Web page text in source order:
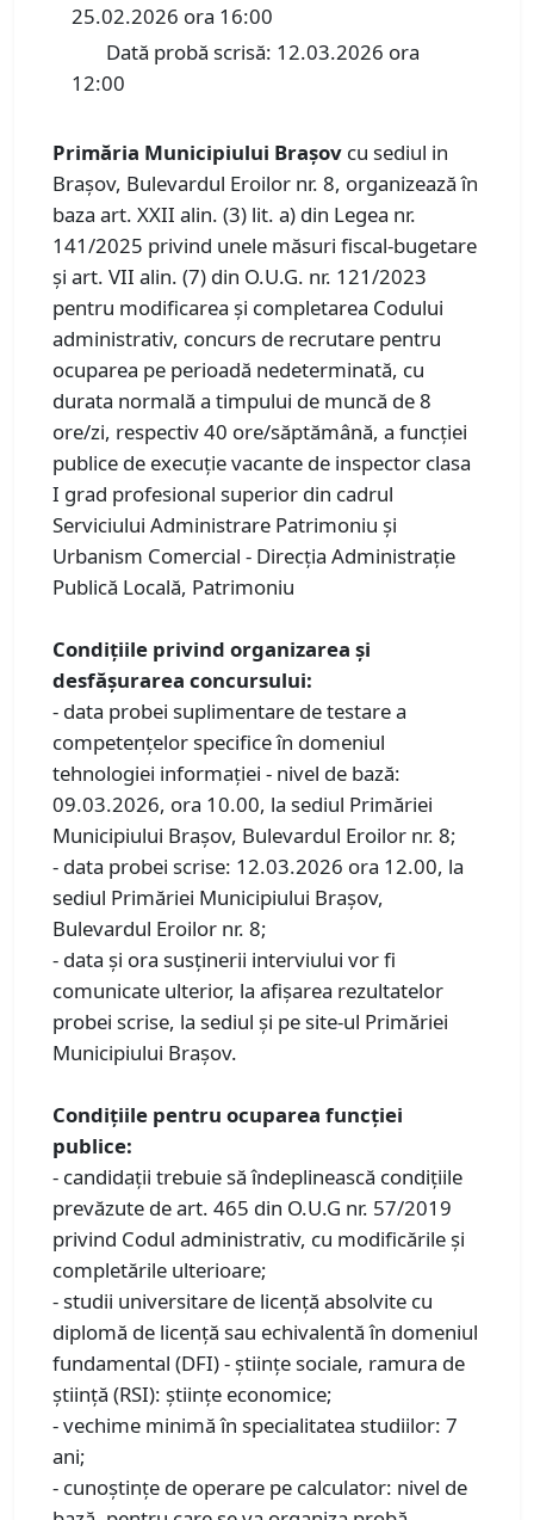
25.02.2026 ora 16:00
Dată probă scrisă: 12.03.2026 ora
12:00
Primăria Municipiului Braşov cu sediul in
Braşov, Bulevardul Eroilor nr. 8, organizează în
baza art. XXII alin. (3) lit. a) din Legea nr.
141/2025 privind unele măsuri fiscal-bugetare
și art. VII alin. (7) din O.U.G. nr. 121/2023
pentru modificarea și completarea Codului
administrativ, concurs de recrutare pentru
ocuparea pe perioadă nedeterminată, cu
durata normală a timpului de muncă de 8
ore/zi, respectiv 40 ore/săptămână, a funcţiei
publice de execuţie vacante de inspector clasa
I grad profesional superior din cadrul
Serviciului Administrare Patrimoniu și
Urbanism Comercial - Direcția Administrație
Publică Locală, Patrimoniu
Condiţiile privind organizarea și
desfăşurarea concursului:
- data probei suplimentare de testare a
competențelor specifice în domeniul
tehnologiei informației - nivel de bază:
09.03.2026, ora 10.00, la sediul Primăriei
Municipiului Braşov, Bulevardul Eroilor nr. 8;
- data probei scrise: 12.03.2026 ora 12.00, la
sediul Primăriei Municipiului Braşov,
Bulevardul Eroilor nr. 8;
- data și ora susținerii interviului vor fi
comunicate ulterior, la afişarea rezultatelor
probei scrise, la sediul și pe site-ul Primăriei
Municipiului Braşov.
Condiţiile pentru ocuparea funcției
publice:
- candidații trebuie să îndeplinească condiţiile
prevăzute de art. 465 din O.U.G nr. 57/2019
privind Codul administrativ, cu modificările și
completările ulterioare;
- studii universitare de licenţă absolvite cu
diplomă de licenţă sau echivalentă în domeniul
fundamental (DFI) - ştiinţe sociale, ramura de
ştiinţă (RSI): ştiinţe economice;
- vechime minimă în specialitatea studiilor: 7
ani;
- cunoștințe de operare pe calculator: nivel de